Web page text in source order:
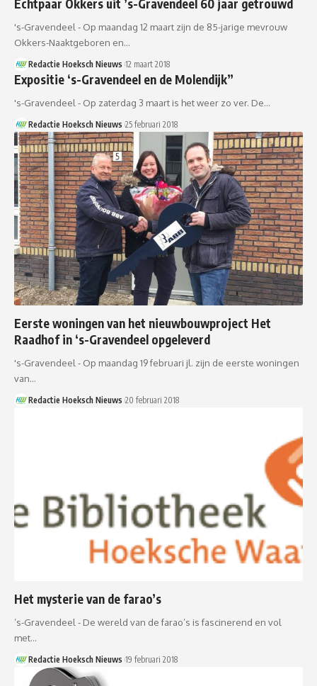
Echtpaar Okkers uit ’s-Gravendeel 60 jaar getrouwd
's-Gravendeel - Op maandag 12 maart zijn de 85-jarige mevrouw
Okkers-Naaktgeboren en…
Redactie Hoeksch Nieuws 12 maart 2018
Expositie ‘s-Gravendeel en de Molendijk”
's-Gravendeel - Op zaterdag 3 maart is het weer zo ver. De…
Redactie Hoeksch Nieuws 25 februari 2018
Eerste woningen van het nieuwbouwproject Het
Raadhof in ‘s-Gravendeel opgeleverd
's-Gravendeel - Op maandag 19 februari jl. zijn de eerste woningen
van…
Redactie Hoeksch Nieuws 20 februari 2018
Het mysterie van de farao’s
’s-Gravendeel - De wereld van de farao’s is fascinerend en vol
met…
Redactie Hoeksch Nieuws 19 februari 2018